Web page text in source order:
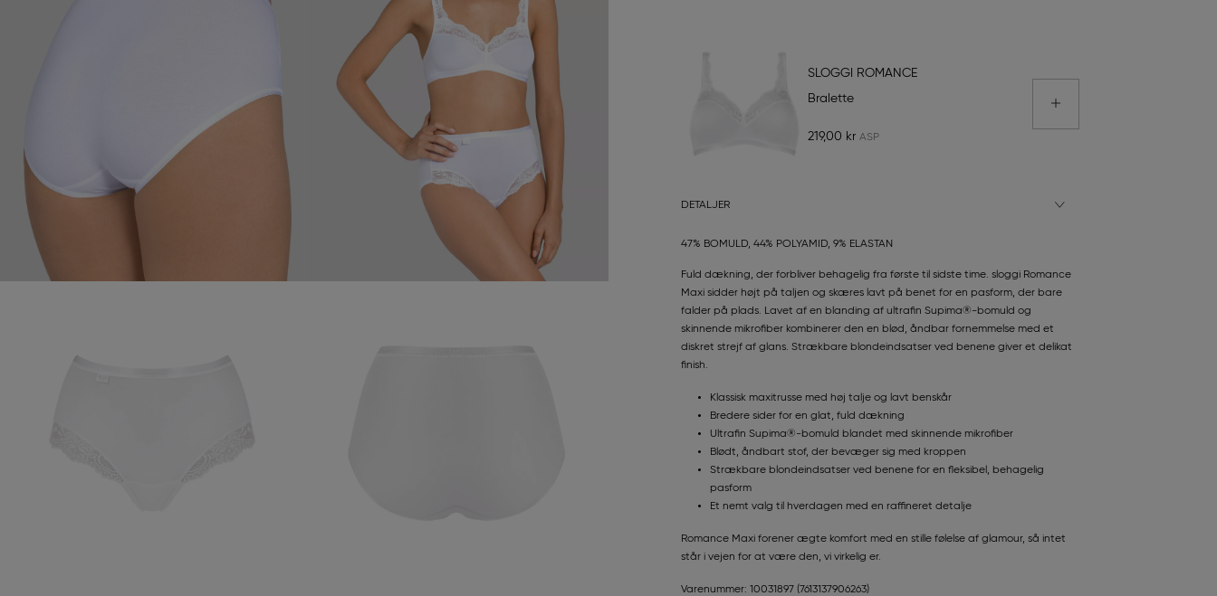
SLOGGI ROMANCE
Bralette
219,00 kr
DETALJER
47% BOMULD, 44% POLYAMID, 9% ELASTAN
Fuld dækning, der forbliver behagelig fra første til sidste time. sloggi Romance
Maxi sidder højt på taljen og skæres lavt på benet for en pasform, der bare
falder på plads. Lavet af en blanding af ultrafin Supima®-bomuld og
skinnende mikrofiber kombinerer den en blød, åndbar fornemmelse med et
diskret strejf af glans. Strækbare blondeindsatser ved benene giver et delikat
finish.
Klassisk maxitrusse med høj talje og lavt benskår
Bredere sider for en glat, fuld dækning
Ultrafin Supima®-bomuld blandet med skinnende mikrofiber
Blødt, åndbart stof, der bevæger sig med kroppen
Strækbare blondeindsatser ved benene for en fleksibel, behagelig
pasform
Et nemt valg til hverdagen med en raffineret detalje
Romance Maxi forener ægte komfort med en stille følelse af glamour, så intet
står i vejen for at være den, vi virkelig er.
Varenummer: 10031897 (7613137906263)